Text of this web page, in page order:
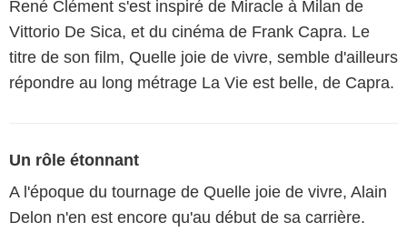
René Clément s'est inspiré de Miracle à Milan de
Vittorio De Sica, et du cinéma de Frank Capra. Le
titre de son film, Quelle joie de vivre, semble d'ailleurs
répondre au long métrage La Vie est belle, de Capra.
Un rôle étonnant
A l'époque du tournage de Quelle joie de vivre, Alain
Delon n'en est encore qu'au début de sa carrière.